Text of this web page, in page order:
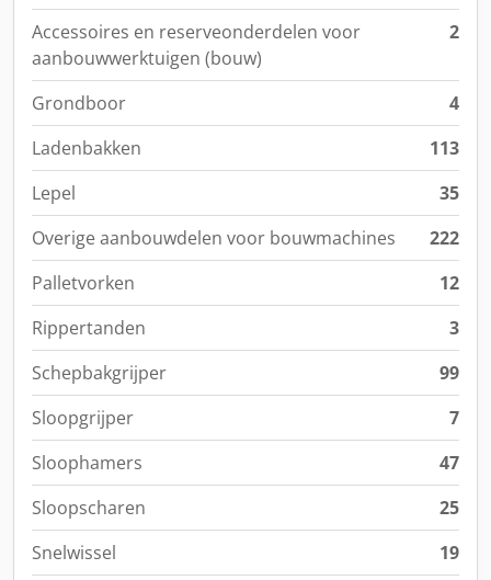
Accessoires en reserveonderdelen voor
aanbouwwerktuigen (bouw)
2
Grondboor
4
Ladenbakken
113
Lepel
35
Overige aanbouwdelen voor bouwmachines
222
Palletvorken
12
Rippertanden
3
Schepbakgrijper
99
Sloopgrijper
7
Sloophamers
47
Sloop­scharen
25
Snelwissel
19